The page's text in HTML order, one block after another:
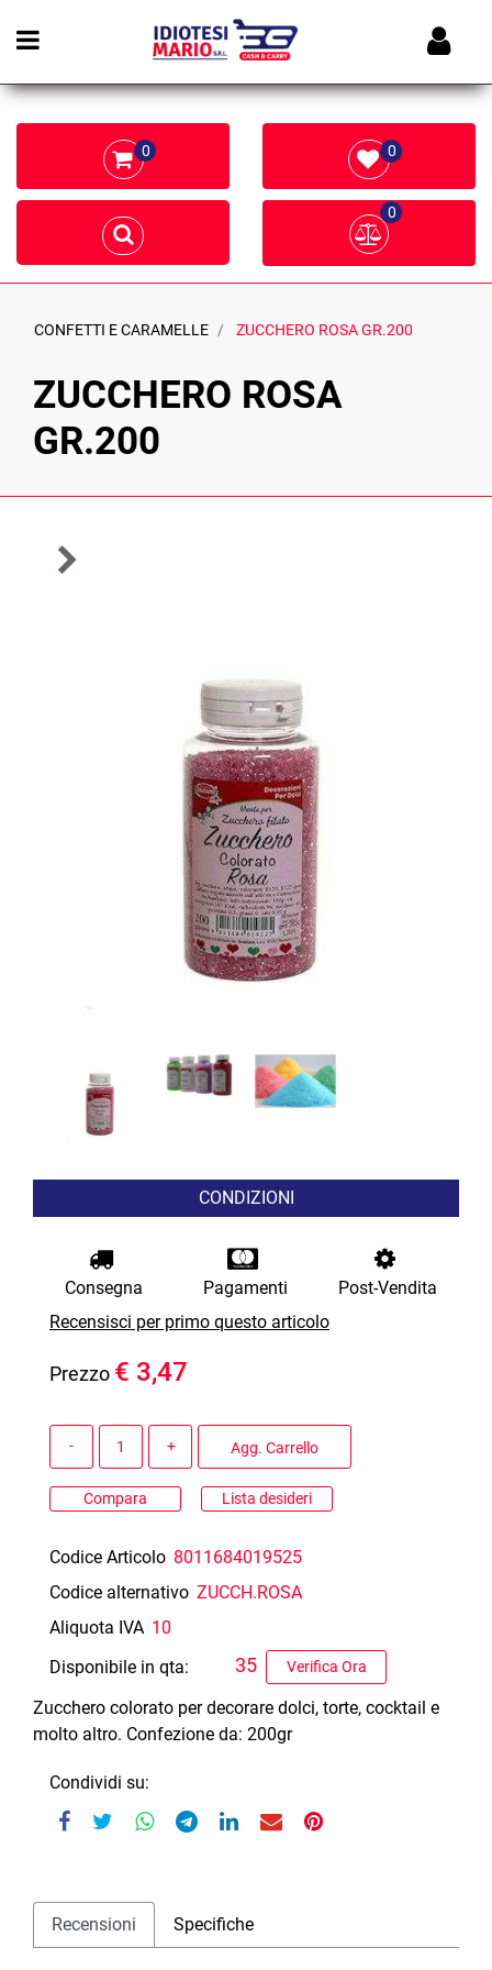
Open menu
0 0
0
CONFETTI E CARAMELLE ZUCCHERO ROSA GR.200
ZUCCHERO ROSA
GR.200
CONDIZIONI
Consegna Pagamenti
Post-Vendita
Recensisci per primo questo articolo
Prezzo € 3,47
Agg. Carrello
Compara Lista desideri
Codice Articolo 8011684019525
Codice alternativo ZUCCH.ROSA
Aliquota IVA 10
Disponibile in qta:
Verifica Ora
35
Zucchero colorato per decorare dolci, torte, cocktail e
molto altro. Confezione da: 200gr
Condividi su:
Recensioni Specifiche